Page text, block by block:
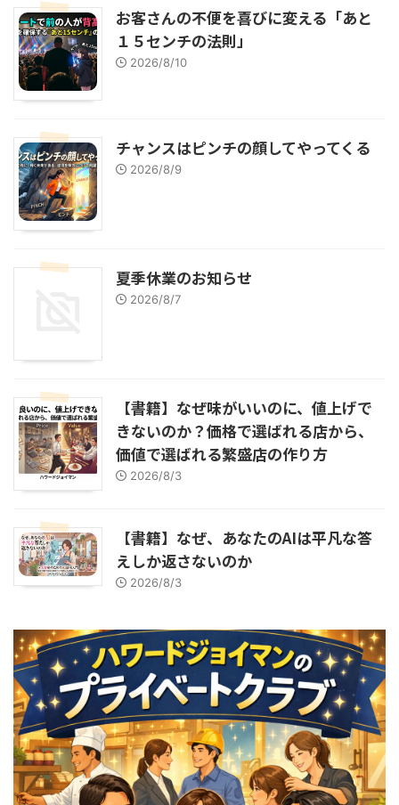
お客さんの不便を喜びに変える「あと
１５センチの法則」
2026/8/10
チャンスはピンチの顔してやってくる
2026/8/9
夏季休業のお知らせ
2026/8/7
【書籍】なぜ味がいいのに、値上げで
きないのか？価格で選ばれる店から、
価値で選ばれる繁盛店の作り方
2026/8/3
【書籍】なぜ、あなたのAIは平凡な答
えしか返さないのか
2026/8/3